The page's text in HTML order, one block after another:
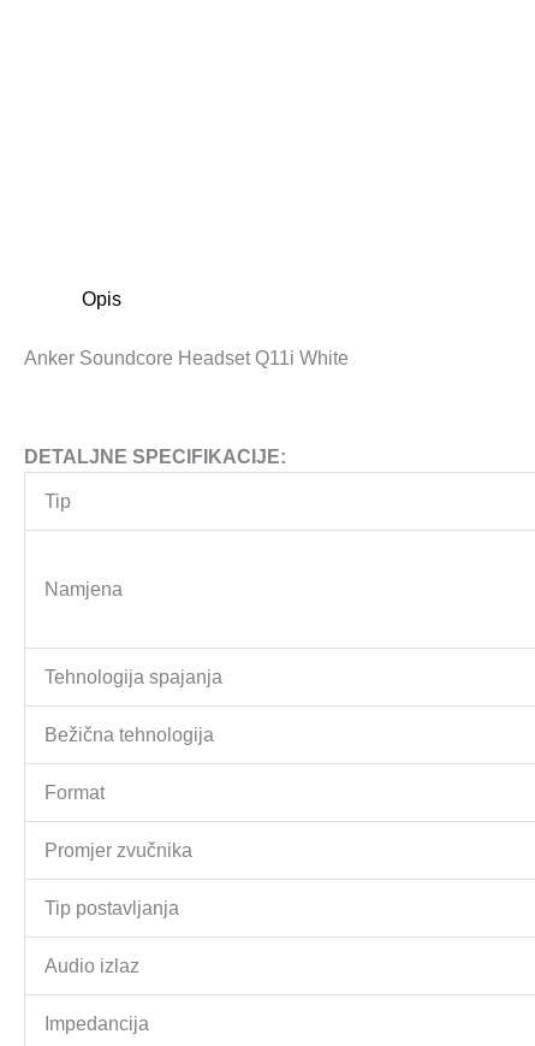
Opis
Anker Soundcore Headset Q11i White
DETALJNE SPECIFIKACIJE:
Tip
Namjena
Tehnologija spajanja
Bežična tehnologija
Format
Promjer zvučnika
Tip postavljanja
Audio izlaz
Impedancija